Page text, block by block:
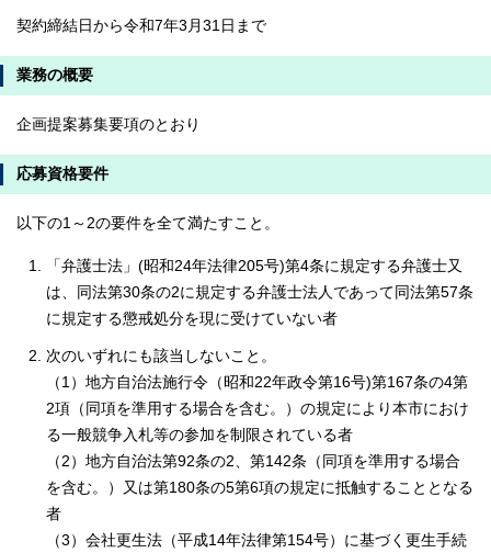
契約締結日から令和7年3月31日まで
業務の概要
企画提案募集要項のとおり
応募資格要件
以下の1～2の要件を全て満たすこと。
「弁護士法」(昭和24年法律205号)第4条に規定する弁護士又
は、同法第30条の2に規定する弁護士法人であって同法第57条
に規定する懲戒処分を現に受けていない者
次のいずれにも該当しないこと。
（1）地方自治法施行令（昭和22年政令第16号)第167条の4第
2項（同項を準用する場合を含む。）の規定により本市におけ
る一般競争入札等の参加を制限されている者
（2）地方自治法第92条の2、第142条（同項を準用する場合
を含む。）又は第180条の5第6項の規定に抵触することとなる
者
（3）会社更生法（平成14年法律第154号）に基づく更生手続